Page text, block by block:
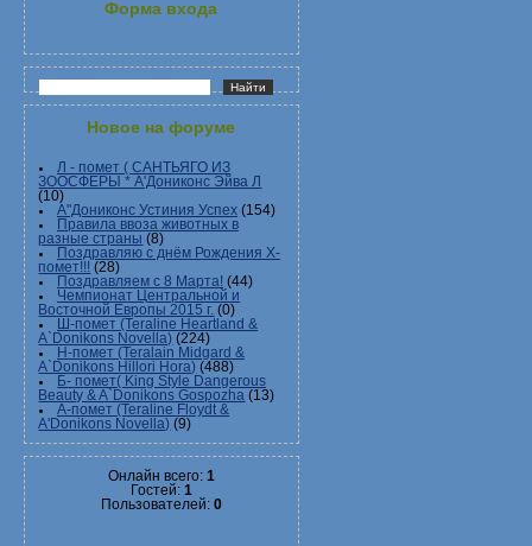
Форма входа
Новое на форуме
Л - помет ( САНТЬЯГО ИЗ
ЗООСФЕРЫ * А'Дониконс Эйва Л
(10)
А"Дониконс Устиния Успех (154)
Правила ввоза животных в
разные страны (8)
Поздравляю с днём Рождения Х-
помет!!! (28)
Поздравляем с 8 Марта! (44)
Чемпионат Центральной и
Восточной Европы 2015 г. (0)
Ш-помет (Teraline Heartland &
A`Donikons Novella) (224)
Н-помет (Teralain Midgard &
A`Donikons Hillori Hora) (488)
Б- помет( King Style Dangerous
Beauty & A`Donikons Gospozha (13)
А-помет (Teraline Floydt &
A'Donikons Novella) (9)
Онлайн всего: 1
Гостей: 1
Пользователей: 0